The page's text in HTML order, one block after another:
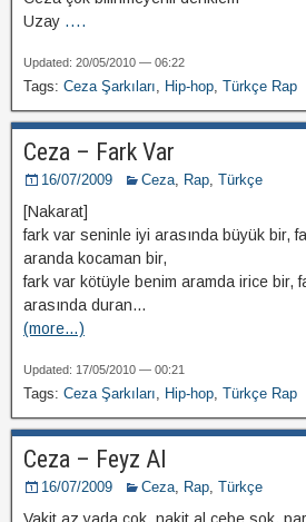
Uzay ....
Updated: 20/05/2010 — 06:22
Tags: Ceza Şarkıları, Hip-hop, Türkçe Rap
Ceza – Fark Var
16/07/2009 Ceza, Rap, Türkçe
[Nakarat]
fark var seninle iyi arasında büyük bir,
aranda kocaman bir,
fark var kötüyle benim aramda irice bir,
arasında duran…
(more…)
Updated: 17/05/2010 — 00:21
Tags: Ceza Şarkıları, Hip-hop, Türkçe Rap
Ceza – Feyz Al
16/07/2009 Ceza, Rap, Türkçe